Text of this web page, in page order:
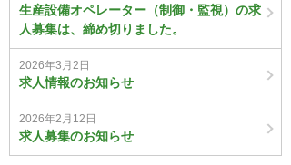
生産設備オペレーター（制御・監視）の求
人募集は、締め切りました。
2026年3月2日
求人情報のお知らせ
2026年2月12日
求人募集のお知らせ